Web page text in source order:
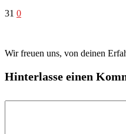
31 0
Wir freuen uns, von deinen
Hinterlasse einen